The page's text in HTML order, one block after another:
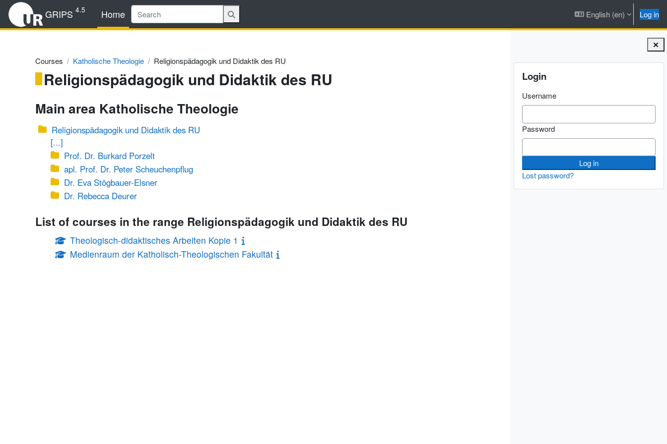
Skip to main content
GRIPS 4.5 Home English ‎(en)‎ Log in
Blocks
Login
Username
Password
Lost password?
Courses Katholische Theologie Religionspädagogik und Didaktik des RU
Religionspädagogik und Didaktik des RU
Main area Katholische Theologie
Religionspädagogik und Didaktik des RU
[...]
Prof. Dr. Burkard Porzelt
apl. Prof. Dr. Peter Scheuchenpflug
Dr. Eva Stögbauer-Elsner
Dr. Rebecca Deurer
List of courses in the range Religionspädagogik und Didaktik des RU
Theologisch-didaktisches Arbeiten Kopie 1
Medienraum der Katholisch-Theologischen Fakultät